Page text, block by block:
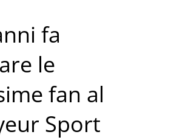
fa
le
fan al
Sport